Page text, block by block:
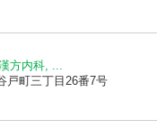
方内科, ...
戸町三丁目26番7号